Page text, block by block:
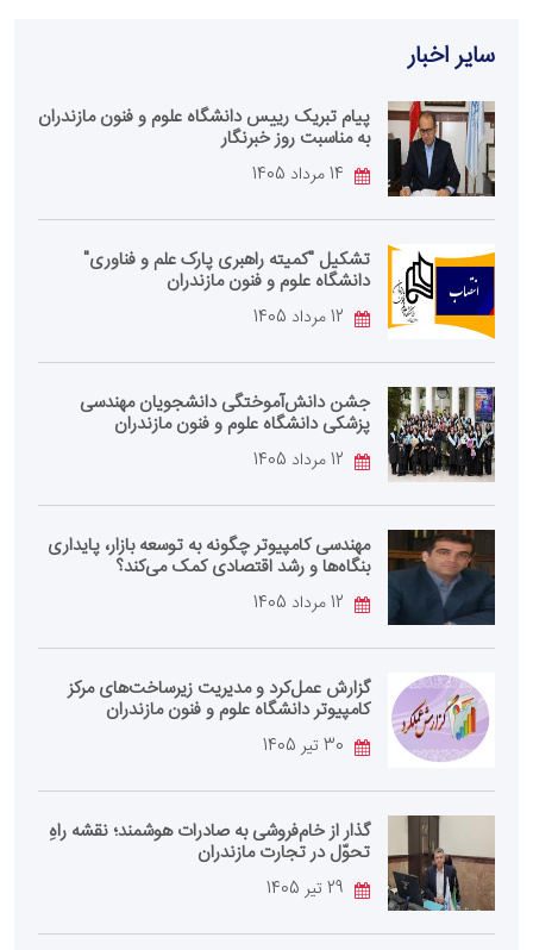
سایر اخبار
پیام تبریک رییس دانشگاه علوم و فنون مازندران
به مناسبت روز خبرنگار
تشکیل "کمیته راهبری پارک علم و فناوری"
دانشگاه علوم و فنون مازندران
جشن دانش‌آموختگی دانشجویان مهندسی
پزشکی دانشگاه علوم و فنون مازندران
مهندسی کامپیوتر چگونه به توسعه بازار، پایداری
بنگاه‌ها و رشد اقتصادی کمک می‌کند؟
گزارش عمل‌کرد و مدیریت زیرساخت‌های مرکز
کامپیوتر دانشگاه علوم و فنون مازندران
گذار از خام‌فروشی به صادرات هوشمند؛ نقشه راهِ
تحوّل در تجارت مازندران